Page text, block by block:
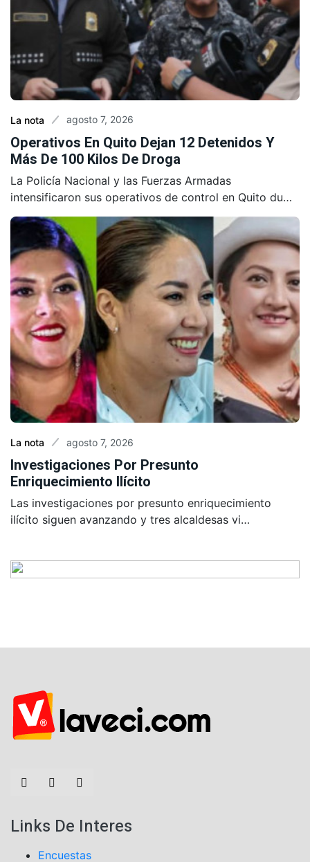
La nota agosto 7, 2026
Operativos En Quito Dejan 12 Detenidos Y
Más De 100 Kilos De Droga
La Policía Nacional y las Fuerzas Armadas
intensificaron sus operativos de control en Quito du…
La nota agosto 7, 2026
Investigaciones Por Presunto
Enriquecimiento Ilícito
Las investigaciones por presunto enriquecimiento
ilícito siguen avanzando y tres alcaldesas vi…
Links De Interes
Encuestas